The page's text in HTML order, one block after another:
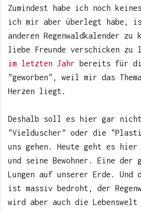
Zumindest habe ich noch
ich mir aber überlegt habe,
anderen Regenwaldkalender zu
liebe Freunde verschicken zu
im letzten Jahr
bereits für
"geworben", weil mir das
Herzen liegt.
Deshalb soll es hier gar
"Vielduscher" oder die
uns gehen. Heute geht es hier
und seine Bewohner. Eine der
Lungen auf unserer Erde. Und
ist massiv bedroht, der
wird aber auch die Lebenswelt